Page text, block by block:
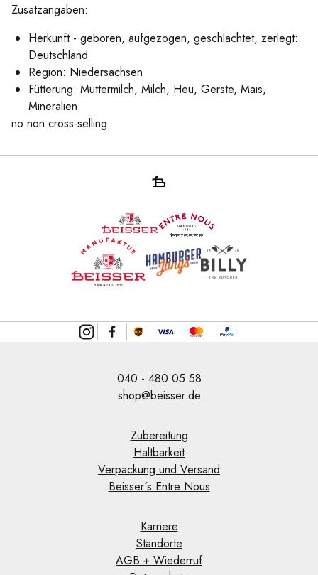
Zusatzangaben:
Herkunft - geboren, aufgezogen, geschlachtet, zerlegt:
Deutschland
Region: Niedersachsen
Fütterung: Muttermilch, Milch, Heu, Gerste, Mais,
Mineralien
no non cross-selling
040 - 480 05 58
shop@beisser.de
Zubereitung
Haltbarkeit
Verpackung und Versand
Beisser´s Entre Nous
Karriere
Standorte
AGB + Wiederruf